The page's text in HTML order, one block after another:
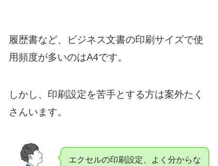
履歴書など、ビジネス文書の印刷サイズで使
用頻度が多いのはA4です。
しかし、印刷設定を苦手とする方は案外たく
さんいます。
エクセルの印刷設定、よく分からな